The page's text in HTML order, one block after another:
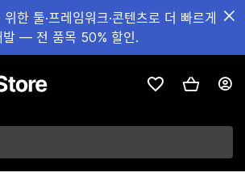
한 툴·프레임워크·콘텐츠로 더 빠르게
발 — 전 품목 50% 할인.